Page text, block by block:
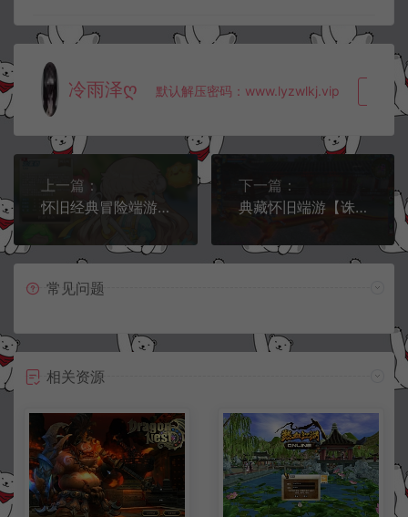
冷雨泽ღ 默认解压密码：www.lyzwlkj.vip 复
上一篇：
怀旧经典冒险端游【冒险岛186直播修复版】8月最新整理Win一键服务端+PC客户端+详细搭建教程
下一篇：
典藏怀旧端游【诛仙422火舞特色微变版】8月最新整理Linux手工服务端+网页注册+修改工具+GM工具+GM命令+PC客户端+详细搭建教程
常见问题
相关资源